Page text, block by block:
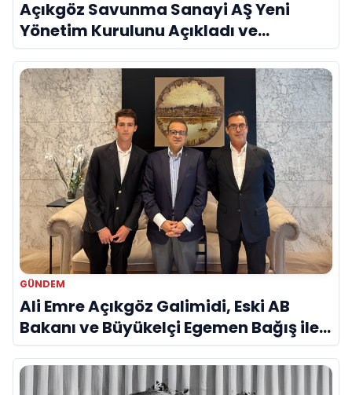
Açıkgöz Savunma Sanayi AŞ Yeni
Yönetim Kurulunu Açıkladı ve
Savunma Sanayinde Küresel Vizyon
Vurgusu
GÜNDEM
Ali Emre Açıkgöz Galimidi, Eski AB
Bakanı ve Büyükelçi Egemen Bağış ile
Bir Araya Geldi